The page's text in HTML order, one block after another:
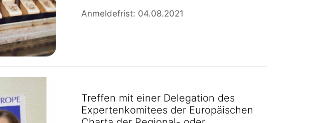
Anmeldefrist: 04.08.2021
Treffen mit einer Delegation des
Expertenkomitees der Europäischen